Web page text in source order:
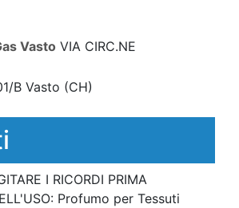
Vasto VIA CIRC.NE
B Vasto (CH)
I RICORDI PRIMA
Profumo per Tessuti